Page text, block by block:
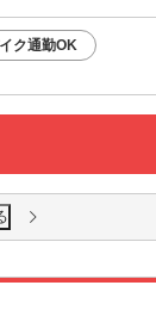
ク通勤OK